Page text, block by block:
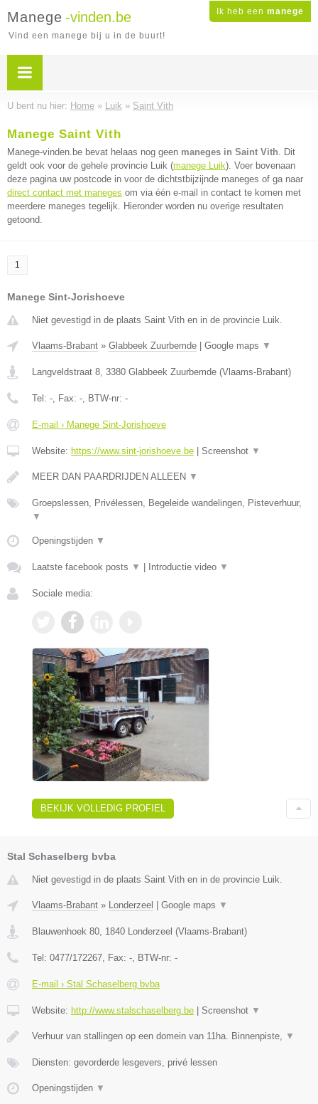
Ik heb een manege
Manege -vinden.be
Vind een manege bij u in de buurt!
U bent nu hier: Home » Luik » Saint Vith
Manege Saint Vith
Manege-vinden.be bevat helaas nog geen maneges in Saint Vith. Dit
geldt ook voor de gehele provincie Luik (manege Luik). Voer bovenaan
deze pagina uw postcode in voor de dichtstbijzijnde maneges of ga naar
direct contact met maneges om via één e-mail in contact te komen met
meerdere maneges tegelijk. Hieronder worden nu overige resultaten
getoond.
1
Manege Sint-Jorishoeve
Niet gevestigd in de plaats Saint Vith en in de provincie Luik.
Vlaams-Brabant » Glabbeek Zuurbemde Google maps ▼
Langveldstraat 8, 3380 Glabbeek Zuurbemde (Vlaams-Brabant)
Tel: -, Fax: -, BTW-nr: -
E-mail › Manege Sint-Jorishoeve
Website: https://www.sint-jorishoeve.be Screenshot ▼
MEER DAN PAARDRIJDEN ALLEEN ▼
Groepslessen, Privélessen, Begeleide wandelingen, Pisteverhuur,
▼
Openingstijden ▼
Laatste facebook posts ▼ Introductie video ▼
Sociale media:
BEKIJK VOLLEDIG PROFIEL
Stal Schaselberg bvba
Niet gevestigd in de plaats Saint Vith en in de provincie Luik.
Vlaams-Brabant » Londerzeel | Google maps ▼
Blauwenhoek 80 1840 Londerzeel (Vlaams-Brabant)
Tel: 0477/172267 , Fax: - , BTW-nr: -
E-mail › Stal Schaselberg bvba
Website: http://www.stalschaselberg.be | Screenshot ▼
Verhuur van stallingen op een domein van 11ha. Binnenpiste, ▼
Diensten: gevorderde lesgevers, privé lessen
Openingstijden ▼